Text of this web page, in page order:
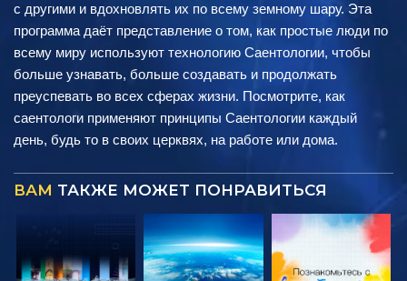
с другими и вдохновлять их по всему земному шару. Эта
программа даёт представление о том, как простые люди по
всему миру используют технологию Саентологии, чтобы
больше узнавать, больше создавать и продолжать
преуспевать во всех сферах жизни. Посмотрите, как
саентологи применяют принципы Саентологии каждый
день, будь то в своих церквях, на работе или дома.
ВАМ ТАКЖЕ МОЖЕТ ПОНРАВИТЬСЯ